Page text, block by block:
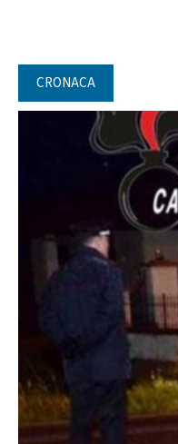
CRONACA